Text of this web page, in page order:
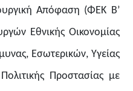
Απόφαση (ΦΕΚ Β’
Εθνικής Οικονομίας
Εσωτερικών, Υγείας
Προστασίας με